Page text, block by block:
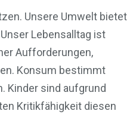
Unsere Umwelt bietet
Lebensalltag ist
Aufforderungen,
Konsum bestimmt
Kinder sind aufgrund
Kritikfähigkeit diesen